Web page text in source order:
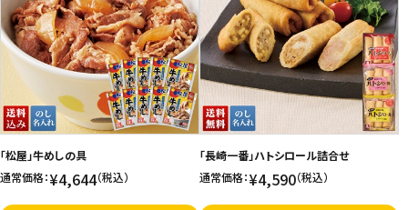
「松屋」牛めしの具
通常価格：¥4,644（税込）
「長崎一番」ハトシロール詰合せ
通常価格：¥4,590（税込）